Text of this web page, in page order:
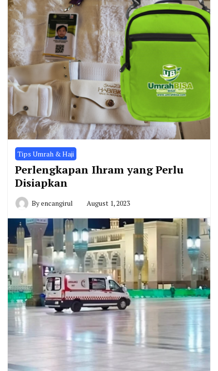
Tips Umrah & Haji
Perlengkapan Ihram yang Perlu
Disiapkan
Byencangirul August 1, 2023